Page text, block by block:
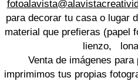
para decorar tu casa o lugar
material que prefieras (papel
lienzo,
Venta de imágenes para
imprimimos tus propias